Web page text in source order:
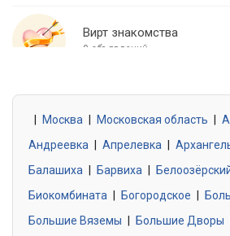
Вирт знакомства
0 объявлений
0 объявлений
Знакомства без
0 объявлений
Москва Московская область
Андреевка
Апрелевка
Балашиха
Барвиха
Биокомбината
Богородское
Большие Вяземы
Большие Дворы